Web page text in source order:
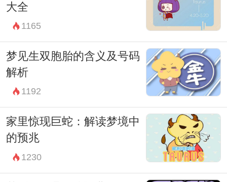
大全
1165
梦见生双胞胎的含义及号码
解析
1192
家里惊现巨蛇：解读梦境中
的预兆
1230